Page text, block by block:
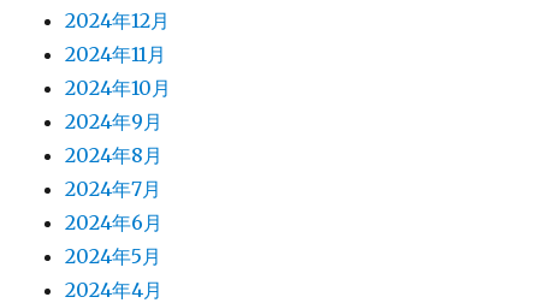
2024年12月
2024年11月
2024年10月
2024年9月
2024年8月
2024年7月
2024年6月
2024年5月
2024年4月